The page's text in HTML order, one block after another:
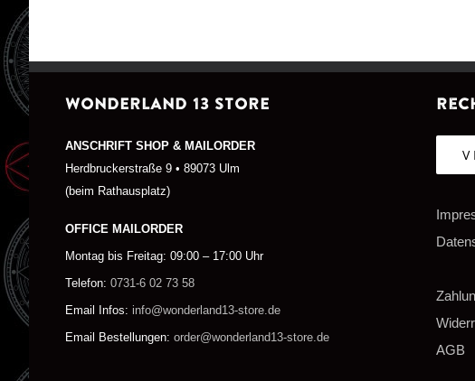
WONDERLAND 13 STORE
ANSCHRIFT SHOP & MAILORDER
Herdbruckerstraße 9 • 89073 Ulm
(beim Rathausplatz)
OFFICE MAILORDER
Montag bis Freitag: 09:00 – 17:00 Uhr
Telefon: 0731-6 02 73 58
Email Infos: info@wonderland13-store.de
Email Bestellungen: order@wonderland13-store.de
AGB